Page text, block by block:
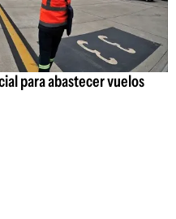
para abastecer vuelos